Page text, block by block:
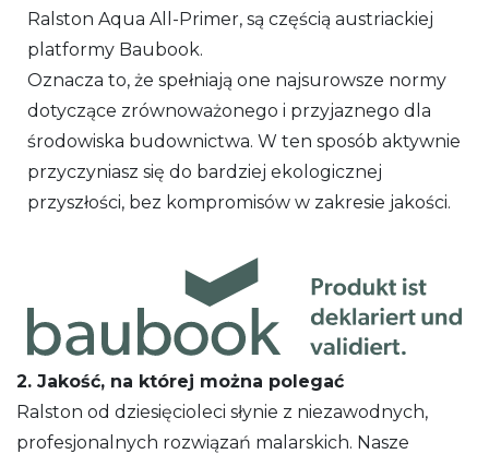
Ralston Aqua All-Primer, są częścią austriackiej
platformy Baubook.
Oznacza to, że spełniają one najsurowsze normy
dotyczące zrównoważonego i przyjaznego dla
środowiska budownictwa. W ten sposób aktywnie
przyczyniasz się do bardziej ekologicznej
przyszłości, bez kompromisów w zakresie jakości.
2. Jakość, na której można polegać
Ralston od dziesięcioleci słynie z niezawodnych,
profesjonalnych rozwiązań malarskich. Nasze